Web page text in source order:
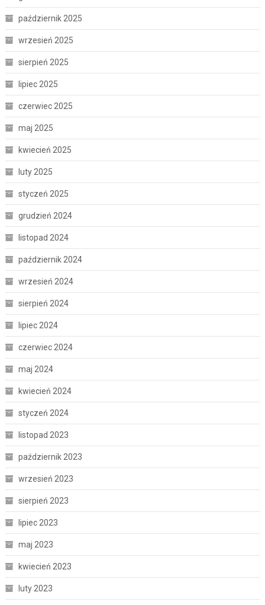
październik 2025
wrzesień 2025
sierpień 2025
lipiec 2025
czerwiec 2025
maj 2025
kwiecień 2025
luty 2025
styczeń 2025
grudzień 2024
listopad 2024
październik 2024
wrzesień 2024
sierpień 2024
lipiec 2024
czerwiec 2024
maj 2024
kwiecień 2024
styczeń 2024
listopad 2023
październik 2023
wrzesień 2023
sierpień 2023
lipiec 2023
maj 2023
kwiecień 2023
luty 2023